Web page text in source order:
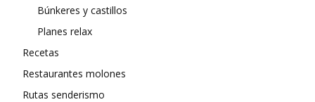
Búnkeres y castillos
Planes relax
Recetas
Restaurantes molones
Rutas senderismo